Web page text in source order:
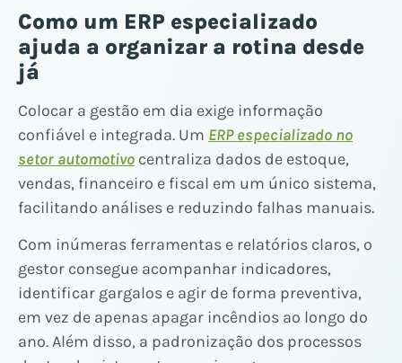
Como um ERP especializado
ajuda a organizar a rotina desde
já
Colocar a gestão em dia exige informação
confiável e integrada. Um ERP especializado no
setor automotivo centraliza dados de estoque,
vendas, financeiro e fiscal em um único sistema,
facilitando análises e reduzindo falhas manuais.
Com inúmeras ferramentas e relatórios claros, o
gestor consegue acompanhar indicadores,
identificar gargalos e agir de forma preventiva,
em vez de apenas apagar incêndios ao longo do
ano. Além disso, a padronização dos processos